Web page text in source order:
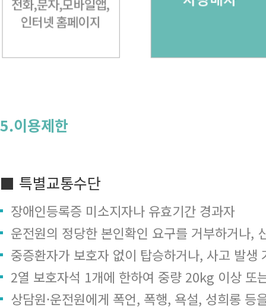
5.이용제한
■ 특별교통수단
장애인등록증 미소지자나 유효기간 경과자
운전원의 정당한 본인확인 요구를 거부하거나,
중증환자가 보호자 없이 탑승하거나, 사고 발생
2열 보호자석 1개에 한하여 중량 20kg 이상 또
상담원·운전원에게 폭언, 폭행, 욕설, 성희롱 등